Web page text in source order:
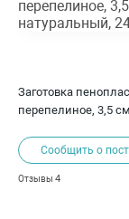
Заготовка
перепелиное, 3,5
Сообщить о
Отзывы 4